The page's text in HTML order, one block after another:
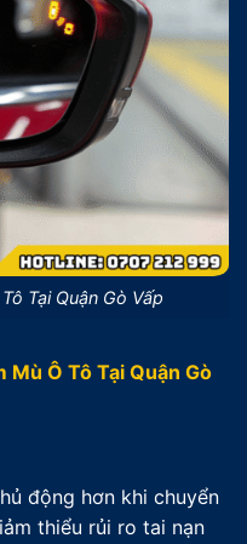
Tại Quận Gò Vấp
Mù Ô Tô Tại Quận Gò
động hơn khi chuyển
thiểu rủi ro tai nạn